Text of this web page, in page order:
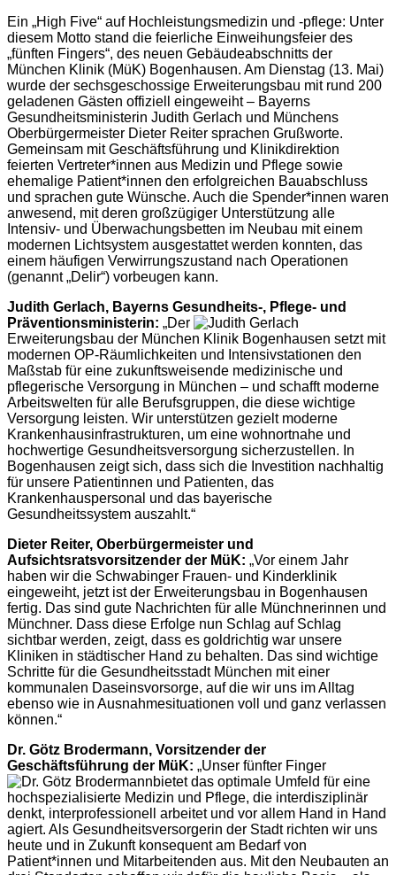
Ein „High Five“ auf Hochleistungsmedizin und -pflege: Unter
diesem Motto stand die feierliche Einweihungsfeier des
„fünften Fingers“, des neuen Gebäudeabschnitts der
München Klinik (MüK) Bogenhausen. Am Dienstag (13. Mai)
wurde der sechsgeschossige Erweiterungsbau mit rund 200
geladenen Gästen offiziell eingeweiht – Bayerns
Gesundheitsministerin Judith Gerlach und Münchens
Oberbürgermeister Dieter Reiter sprachen Grußworte.
Gemeinsam mit Geschäftsführung und Klinikdirektion
feierten Vertreter*innen aus Medizin und Pflege sowie
ehemalige Patient*innen den erfolgreichen Bauabschluss
und sprachen gute Wünsche. Auch die Spender*innen waren
anwesend, mit deren großzügiger Unterstützung alle
Intensiv- und Überwachungsbetten im Neubau mit einem
modernen Lichtsystem ausgestattet werden konnten, das
einem häufigen Verwirrungszustand nach Operationen
(genannt „Delir“) vorbeugen kann.
Judith Gerlach, Bayerns Gesundheits-, Pflege- und
Präventionsministerin: „Der
Erweiterungsbau der München Klinik Bogenhausen setzt mit
modernen OP-Räumlichkeiten und Intensivstationen den
Maßstab für eine zukunftsweisende medizinische und
pflegerische Versorgung in München – und schafft moderne
Arbeitswelten für alle Berufsgruppen, die diese wichtige
Versorgung leisten. Wir unterstützen gezielt moderne
Krankenhausinfrastrukturen, um eine wohnortnahe und
hochwertige Gesundheitsversorgung sicherzustellen. In
Bogenhausen zeigt sich, dass sich die Investition nachhaltig
für unsere Patientinnen und Patienten, das
Krankenhauspersonal und das bayerische
Gesundheitssystem auszahlt.“
Dieter Reiter, Oberbürgermeister und
Aufsichtsratsvorsitzender der MüK: „Vor einem Jahr
haben wir die Schwabinger Frauen- und Kinderklinik
eingeweiht, jetzt ist der Erweiterungsbau in Bogenhausen
fertig. Das sind gute Nachrichten für alle Münchnerinnen und
Münchner. Dass diese Erfolge nun Schlag auf Schlag
sichtbar werden, zeigt, dass es goldrichtig war unsere
Kliniken in städtischer Hand zu behalten. Das sind wichtige
Schritte für die Gesundheitsstadt München mit einer
kommunalen Daseinsvorsorge, auf die wir uns im Alltag
ebenso wie in Ausnahmesituationen voll und ganz verlassen
können.“
Dr. Götz Brodermann, Vorsitzender der
Geschäftsführung der MüK: „Unser fünfter Finger
bietet das optimale Umfeld für eine
hochspezialisierte Medizin und Pflege, die interdisziplinär
denkt, interprofessionell arbeitet und vor allem Hand in Hand
agiert. Als Gesundheitsversorgerin der Stadt richten wir uns
heute und in Zukunft konsequent am Bedarf von
Patient*innen und Mitarbeitenden aus. Mit den Neubauten an